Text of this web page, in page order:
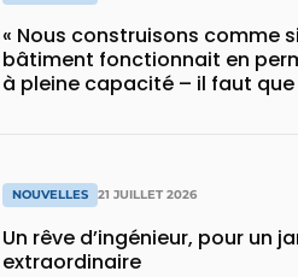
« Nous construisons comme
bâtiment fonctionnait en
à pleine capacité – il faut
NOUVELLES 21 JUILLET 2026
Un rêve d’ingénieur, pour un
extraordinaire